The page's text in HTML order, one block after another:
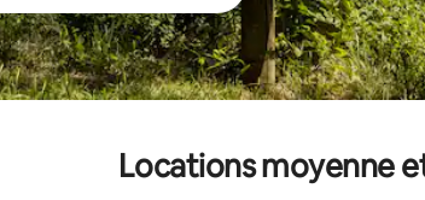
Locations moyenne